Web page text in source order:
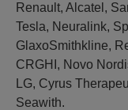
Renault, Alcatel,
Tesla, Neuralink,
GlaxoSmithkline,
CRGHI, Novo
LG, Cyrus
Seawith.